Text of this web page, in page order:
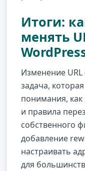
Итоги:
менять
Изменение
задача,
понимания,
и правила
собственного
добавление
настраивать
для